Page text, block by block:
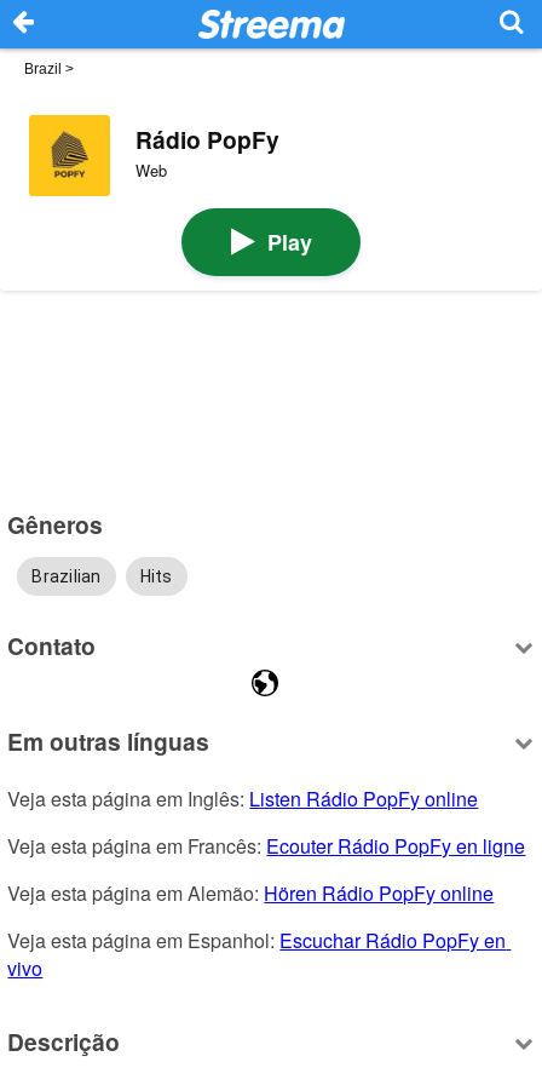
Brazil >
Rádio PopFy
Web
Play
Gêneros
Brazilian Hits
Contato
Em outras línguas
Veja esta página em Inglês: Listen Rádio PopFy online
Veja esta página em Francês: Ecouter Rádio PopFy en ligne
Veja esta página em Alemão: Hören Rádio PopFy online
Veja esta página em Espanhol: Escuchar Rádio PopFy en
vivo
Descrição